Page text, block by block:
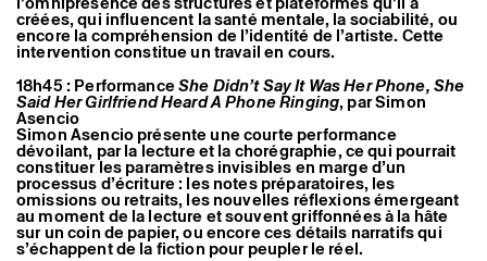
Artistes associé·es
Hors-les-murs
Ancien·nes résident·es et artistes associé·es
créées, qui influencent la santé mentale, la sociabilité, ou
encore la compréhension de l’identité de l’artiste. Cette
intervention constitue un travail en cours.
18h45 : PerformanceShe Didn’t Say It Was Her Phone, She
Said Her Girlfriend Heard A Phone Ringing, par Simon
Asencio
Simon Asencio présente une courte performance
dévoilant, par la lecture et la chorégraphie, ce qui pourrait
constituer les paramètres invisibles en marge d’un
processus d’écriture : les notes préparatoires, les
omissions ou retraits, les nouvelles réflexions émergeant
au moment de la lecture et souvent griffonnées à la hâte
sur un coin de papier, ou encore ces détails narratifs qui
s’échappent de la fiction pour peupler le réel.